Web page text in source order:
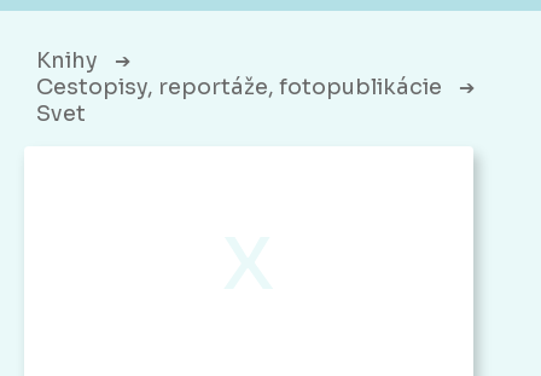
Knihy ➔
Cestopisy, reportáže, fotopublikácie ➔
Svet